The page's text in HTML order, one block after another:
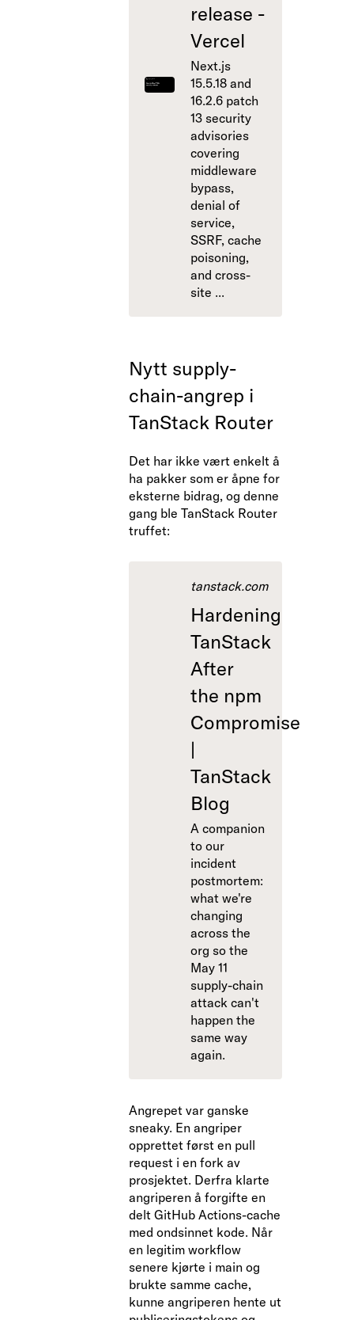
release -
Vercel
Next.js
15.5.18 and
16.2.6 patch
13 security
advisories
covering
middleware
bypass,
denial of
service,
SSRF, cache
poisoning,
and cross-
site ...
Nytt supply-
chain-angrep i
TanStack Router
Det har ikke vært enkelt å
ha pakker som er åpne for
eksterne bidrag, og denne
gang ble TanStack Router
truffet:
tanstack.com
Hardening
TanStack
After
the npm
Compromise
|
TanStack
Blog
A companion
to our
incident
postmortem:
what we're
changing
across the
org so the
May 11
supply-chain
attack can't
happen the
same way
again.
Angrepet var ganske
sneaky. En angriper
opprettet først en pull
request i en fork av
prosjektet. Derfra klarte
angriperen å forgifte en
delt GitHub Actions-cache
med ondsinnet kode. Når
en legitim workflow
senere kjørte i main og
brukte samme cache,
kunne angriperen hente ut